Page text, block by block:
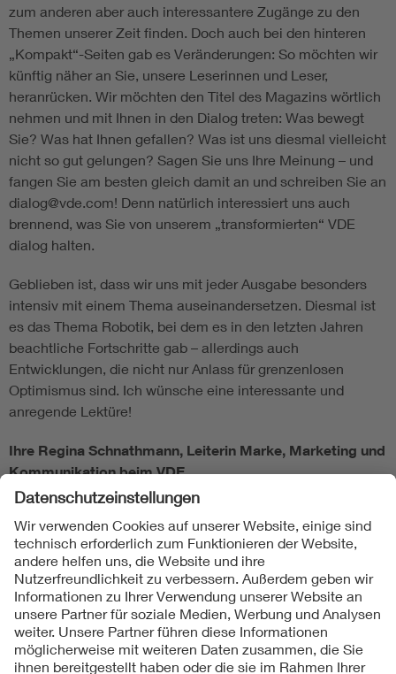
zum anderen aber auch interessantere Zugänge zu den
Themen unserer Zeit finden. Doch auch bei den hinteren
„Kompakt“-Seiten gab es Veränderungen: So möchten wir
künftig näher an Sie, unsere Leserinnen und Leser,
heranrücken. Wir möchten den Titel des Magazins wörtlich
nehmen und mit Ihnen in den Dialog treten: Was bewegt
Sie? Was hat Ihnen gefallen? Was ist uns diesmal vielleicht
nicht so gut gelungen? Sagen Sie uns Ihre Meinung – und
fangen Sie am besten gleich damit an und schreiben Sie an
dialog@vde.com! Denn natürlich interessiert uns auch
brennend, was Sie von unserem „transformierten“ VDE
dialog halten.
Geblieben ist, dass wir uns mit jeder Ausgabe besonders
intensiv mit einem Thema auseinandersetzen. Diesmal ist
es das Thema Robotik, bei dem es in den letzten Jahren
beachtliche Fortschritte gab – allerdings auch
Entwicklungen, die nicht nur Anlass für grenzenlosen
Optimismus sind. Ich wünsche eine interessante und
anregende Lektüre!
Ihre Regina Schnathmann, Leiterin Marke, Marketing und
Kommunikation beim VDE
Folgen Sie uns